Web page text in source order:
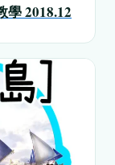
學 2018.12